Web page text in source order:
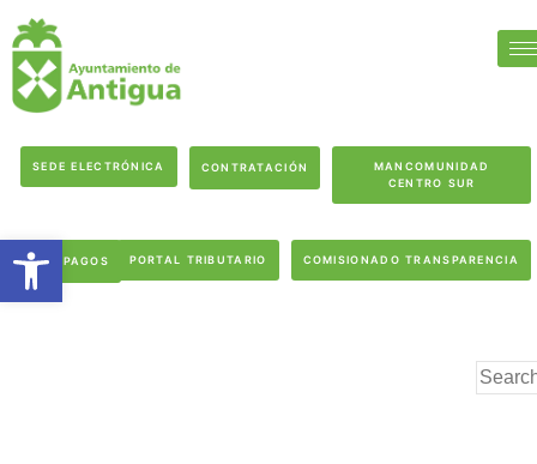
SEDE ELECTRÓNICA CONTRATACIÓN
MANCOMUNIDAD
CENTRO SUR
PAGOS PORTAL TRIBUTARIO COMISIONADO TRANSPARENCIA
Abrir barra de herramientas